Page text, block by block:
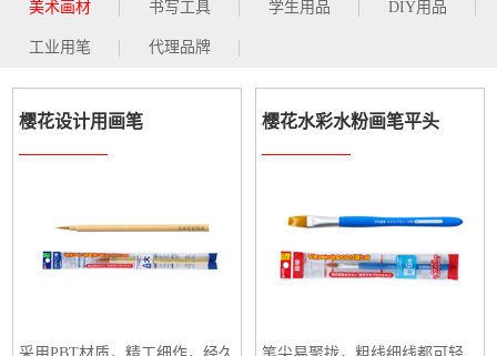
美术画材 书写工具 学生用品 DIY用品
工业用笔 代理品牌
樱花设计用画笔 樱花水彩水粉画笔平头